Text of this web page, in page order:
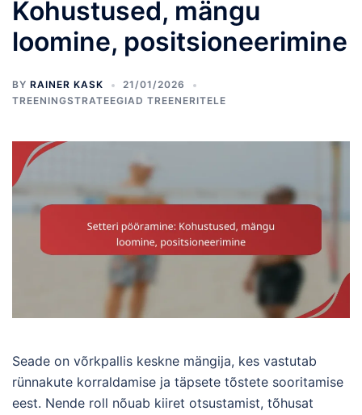
Kohustused, mängu
loomine, positsioneerimine
BY RAINER KASK
21/01/2026
TREENINGSTRATEEGIAD TREENERITELE
Seade on võrkpallis keskne mängija, kes vastutab
rünnakute korraldamise ja täpsete tõstete sooritamise
eest. Nende roll nõuab kiiret otsustamist, tõhusat